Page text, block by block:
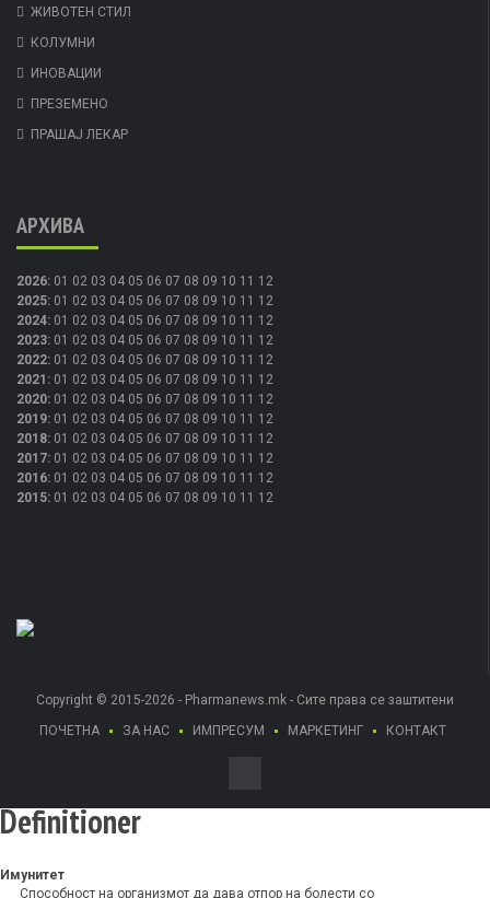
ЖИВОТЕН СТИЛ
КОЛУМНИ
ИНОВАЦИИ
ПРЕЗЕМЕНО
ПРАШАЈ ЛЕКАР
АРХИВА
2026: 01 02 03 04 05 06 07 08 09 10 11 12
2025: 01 02 03 04 05 06 07 08 09 10 11 12
2024: 01 02 03 04 05 06 07 08 09 10 11 12
2023: 01 02 03 04 05 06 07 08 09 10 11 12
2022: 01 02 03 04 05 06 07 08 09 10 11 12
2021 : 01 02 03 04 05 06 07 08 09 10 11 12
2020: 01 02 03 04 05 06 07 08 09 10 11 12
2019: 01 02 03 04 05 06 07 08 09 10 11 12
2018: 01 02 03 04 05 06 07 08 09 10 11 12
2017: 01 02 03 04 05 06 07 08 09 10 11 12
2016: 01 02 03 04 05 06 07 08 09 10 11 12
2015: 01 02 03 04 05 06 07 08 09 10 11 12
Copyright © 2015-2026 - Pharmanews.mk - Сите права се заштитени
ПОЧЕТНА
ЗА НАС ИМПРЕСУМ МАРКЕТИНГ КОНТАКТ
Definitioner
Имунитет
Способност на организмот да дава отпор на болести со